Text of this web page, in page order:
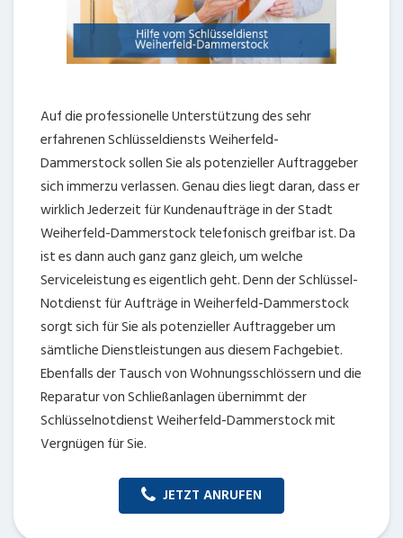
Auf die professionelle Unterstützung des sehr
erfahrenen Schlüsseldiensts Weiherfeld-
Dammerstock sollen Sie als potenzieller Auftraggeber
sich immerzu verlassen. Genau dies liegt daran, dass er
wirklich Jederzeit für Kundenaufträge in der Stadt
Weiherfeld-Dammerstock telefonisch greifbar ist. Da
ist es dann auch ganz ganz gleich, um welche
Serviceleistung es eigentlich geht. Denn der Schlüssel-
Notdienst für Aufträge in Weiherfeld-Dammerstock
sorgt sich für Sie als potenzieller Auftraggeber um
sämtliche Dienstleistungen aus diesem Fachgebiet.
Ebenfalls der Tausch von Wohnungsschlössern und die
Reparatur von Schließanlagen übernimmt der
Schlüsselnotdienst Weiherfeld-Dammerstock mit
Vergnügen für Sie.
JETZT ANRUFEN